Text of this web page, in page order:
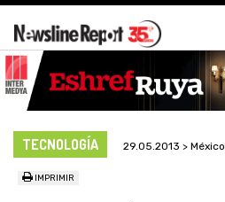
TECNOLOGÍA 29.05.2013 > México
IMPRIMIR